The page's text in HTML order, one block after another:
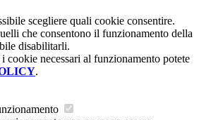
scegliere quali cookie consentire.
che consentono il funzionamento della
disabilitarli.
cookie necessari al funzionamento potete
.